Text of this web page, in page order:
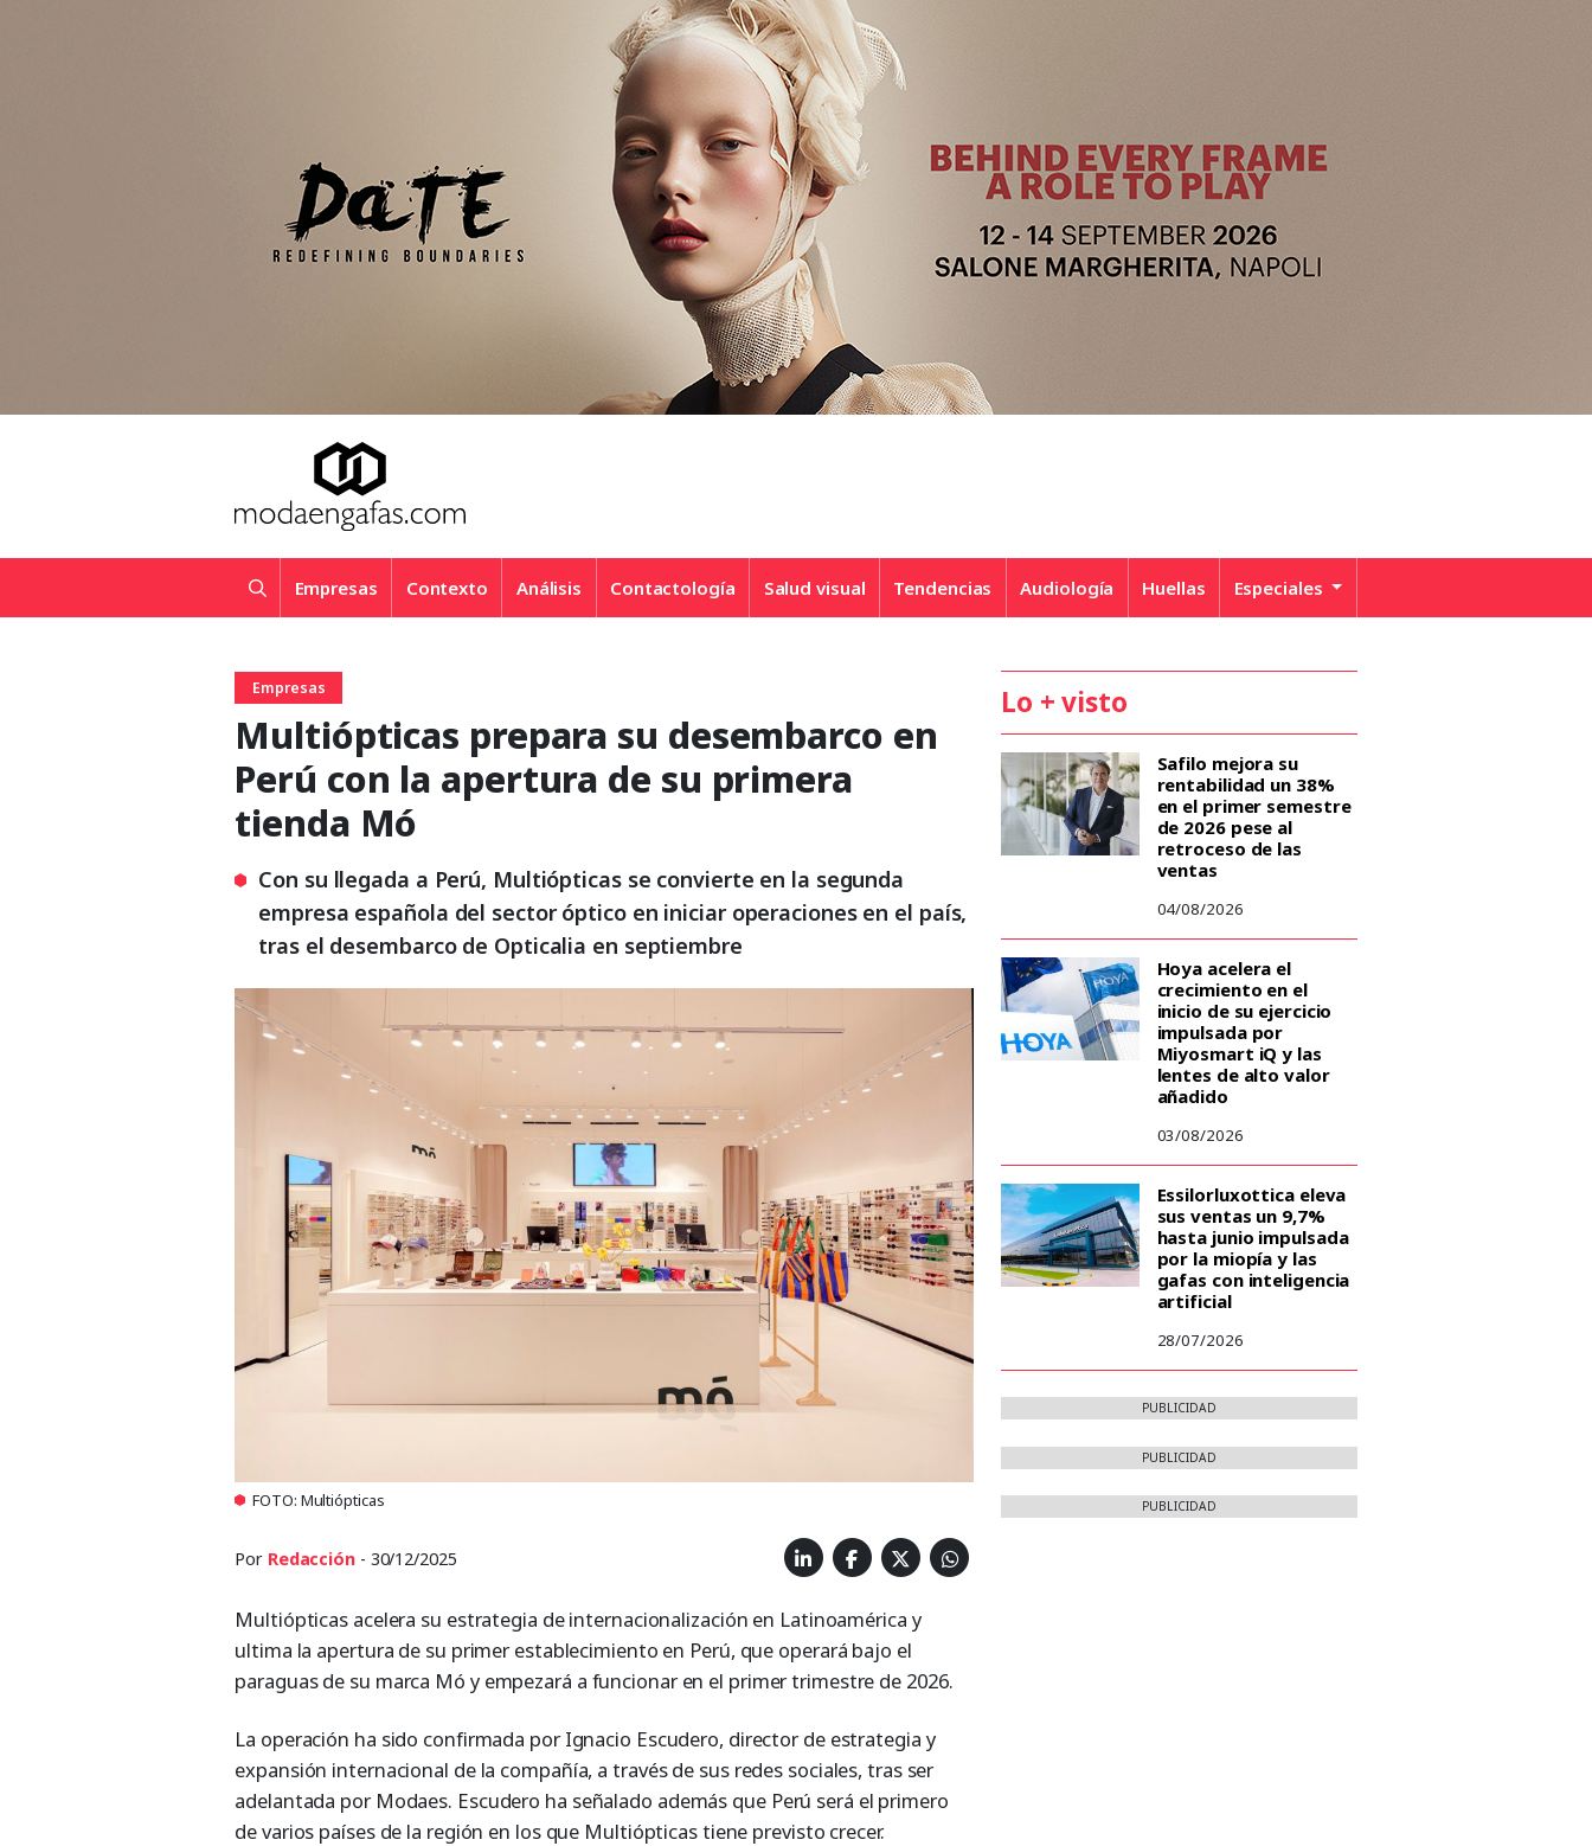
Empresas Contexto Análisis Contactología Salud visual Tendencias Audiología Huellas Especiales
Empresas
Multiópticas prepara su desembarco en
Perú con la apertura de su primera
tienda Mó
Con su llegada a Perú, Multiópticas se convierte en la segunda
empresa española del sector óptico en iniciar operaciones en el país,
tras el desembarco de Opticalia en septiembre
FOTO: Multiópticas
Por Redacción- 30/12/2025
Multiópticas acelera su estrategia de internacionalización en Latinoamérica y
ultima la apertura de su primer establecimiento en Perú, que operará bajo el
paraguas de su marca Mó y empezará a funcionar en el primer trimestre de 2026.
La operación ha sido confirmada por Ignacio Escudero, director de estrategia y
expansión internacional de la compañía, a través de sus redes sociales, tras ser
adelantada por Modaes. Escudero ha señalado además que Perú será el primero
de varios países de la región en los que Multiópticas tiene previsto crecer.
Lo + visto
Safilo mejora su
rentabilidad un 38%
en el primer semestre
de 2026 pese al
retroceso de las
ventas
04/08/2026
Hoya acelera el
crecimiento en el
inicio de su ejercicio
impulsada por
Miyosmart iQ y las
lentes de alto valor
añadido
03/08/2026
Essilorluxottica eleva
sus ventas un 9,7%
hasta junio impulsada
por la miopía y las
gafas con inteligencia
artificial
28/07/2026
PUBLICIDAD
PUBLICIDAD
PUBLICIDAD